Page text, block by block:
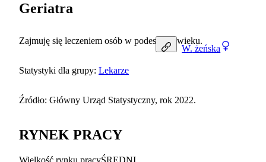
W. żeńska
Geriatra
Zajmuję się leczeniem osób w podeszłym wieku.
Statystyki dla grupy: Lekarze
Źródło: Główny Urząd Statystyczny, rok 2022.
RYNEK PRACY
Wielkość rynku pracyŚREDNI